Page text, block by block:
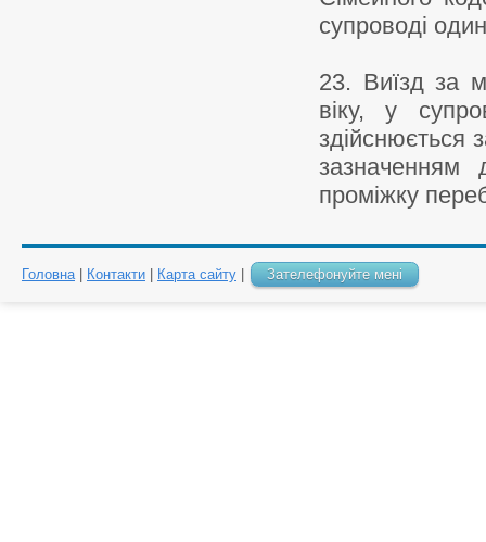
супроводі
23. Виїзд за
віку, у
здійснюється
зазначенням
проміжку
Головна | Контакти | Карта сайту | Зателефонуйте мені